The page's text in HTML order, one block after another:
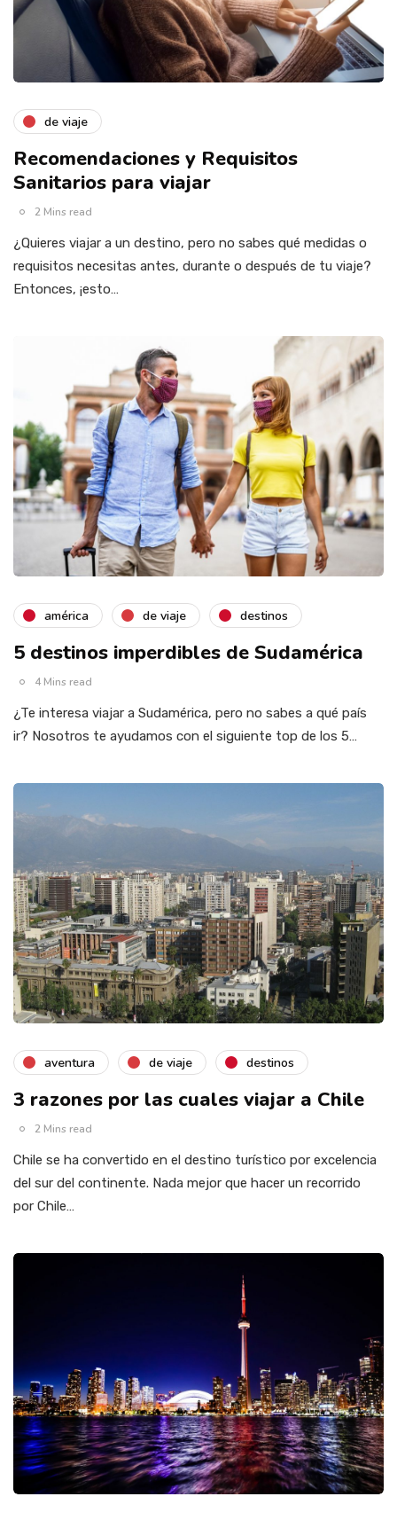
de viaje
Recomendaciones y Requisitos
Sanitarios para viajar
2 Mins read
¿Quieres viajar a un destino, pero no sabes qué medidas o
requisitos necesitas antes, durante o después de tu viaje?
Entonces, ¡esto…
américa de viaje destinos
5 destinos imperdibles de Sudamérica
4 Mins read
¿Te interesa viajar a Sudamérica, pero no sabes a qué país
ir? Nosotros te ayudamos con el siguiente top de los 5…
aventura de viaje destinos
3 razones por las cuales viajar a Chile
2 Mins read
Chile se ha convertido en el destino turístico por excelencia
del sur del continente. Nada mejor que hacer un recorrido
por Chile…